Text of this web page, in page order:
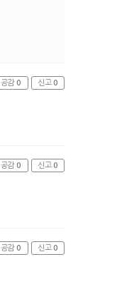
공감 0 신고 0
공감 0 신고 0
공감 0 신고 0